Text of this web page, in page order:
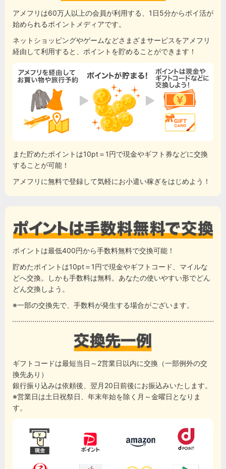
アメフリは60万人以上の会員が利用する、1日5分からポイ活が
始められるポイントメディアです。
ネットショッピングやゲームなどさまざまサービスをアメフリ
経由して利用すると、ポイントを貯めることができます！
また貯めたポイントは10pt＝1円で現金やギフト券などに交換
することが可能！
アメフリに無料で登録して気軽にお小遣い稼ぎをはじめよう！
ポイントは最低400円から手数料無料で交換可能！
貯めたポイントは10pt＝1円で現金やギフトコード、マイルな
どへ交換。しかも手数料は無料。あなたの使いやすい形でどん
どん交換しよう。
※一部の交換先で、手数料が発生する場合がございます。
ギフトコードは最短当日～2営業日以内に交換（一部例外の交
換先あり）
銀行振り込みは依頼後、翌月20日前後にお振込みいたします。
※営業日は土日祝祭日、年末年始を除く月～金曜日となりま
す。